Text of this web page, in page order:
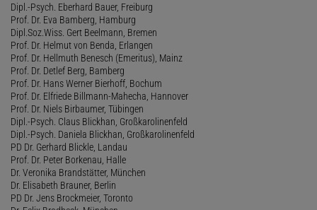
Dipl.-Psych. Eberhard Bauer, Freiburg
Prof. Dr. Eva Bamberg, Hamburg
Dipl.Soz.Wiss. Gert Beelmann, Bremen
Prof. Dr. Helmut von Benda, Erlangen
Prof. Dr. Hellmuth Benesch (Emeritus), Mainz
Prof. Dr. Detlef Berg, Bamberg
Prof. Dr. Hans Werner Bierhoff, Bochum
Prof. Dr. Elfriede Billmann-Mahecha, Hannover
Prof. Dr. Niels Birbaumer, Tübingen
Dipl.-Psych. Claus Blickhan, Großkarolinenfeld
Dipl.-Psych. Daniela Blickhan, Großkarolinenfeld
PD Dr. Gerhard Blickle, Landau
Prof. Dr. Peter Borkenau, Halle
Dr. Veronika Brandstätter, München
Dr. Elisabeth Brauner, Berlin
PD Dr. Jens Brockmeier, Toronto